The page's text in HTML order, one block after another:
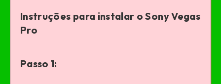
Instruções para instalar o Sony Vegas
Pro
Passo 1: